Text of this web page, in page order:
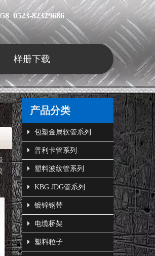
0523-82329686
样册下载
产品分类
包塑金属软管系列
普利卡管系列
塑料波纹管系列
KBG JDG管系列
镀锌钢带
电缆桥架
塑料粒子